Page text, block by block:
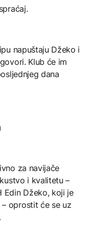
napuštaju Džeko i
Klub će im
dana
za navijače
i kvalitetu –
Edin Džeko, koji je
oprostit će se uz